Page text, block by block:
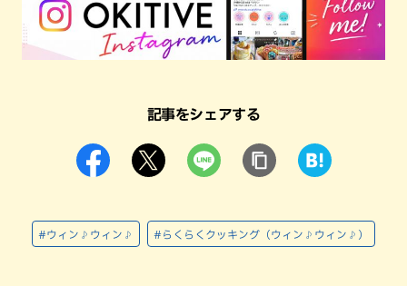
記事をシェアする
#ウィン♪ウィン♪ #らくらくクッキング（ウィン♪ウィン♪）